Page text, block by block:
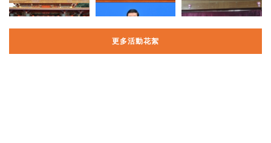
更多活動花絮